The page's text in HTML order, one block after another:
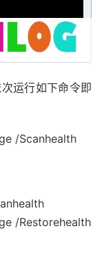
运行如下命令即
/Scanhealth
/Restorehealth